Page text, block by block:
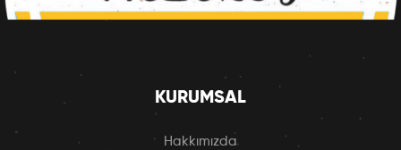
KURUMSAL
Hakkımızda